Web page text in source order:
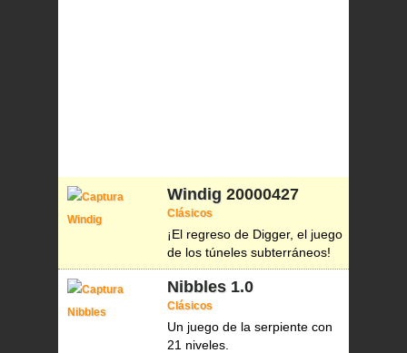
Windig 20000427
Clásicos
¡El regreso de Digger, el juego
de los túneles subterráneos!
Nibbles 1.0
Clásicos
Un juego de la serpiente con
21 niveles.